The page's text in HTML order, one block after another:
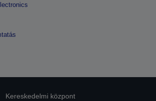
Kereskedelmi központ